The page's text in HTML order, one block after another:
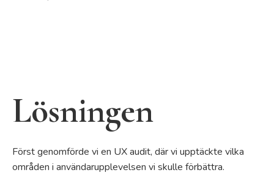
Lösningen
Först genomförde vi en UX audit, där vi upptäckte vilka
områden i användarupplevelsen vi skulle förbättra.